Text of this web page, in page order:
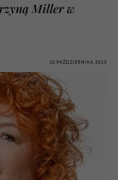
Miller w
10 PAŹDZIERNIKA 2013